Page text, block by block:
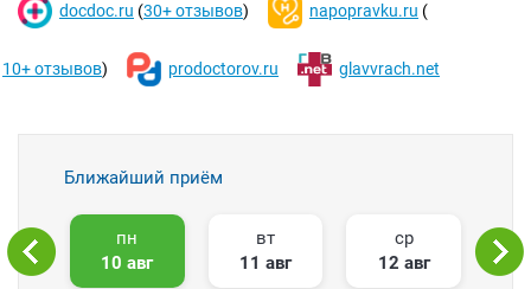
docdoc.ru (30+ отзывов) napopravku.ru (
10+ отзывов) prodoctorov.ru glavvrach.net
Ближайший приём
пн
10 авг
вт
11 авг
ср
12 авг